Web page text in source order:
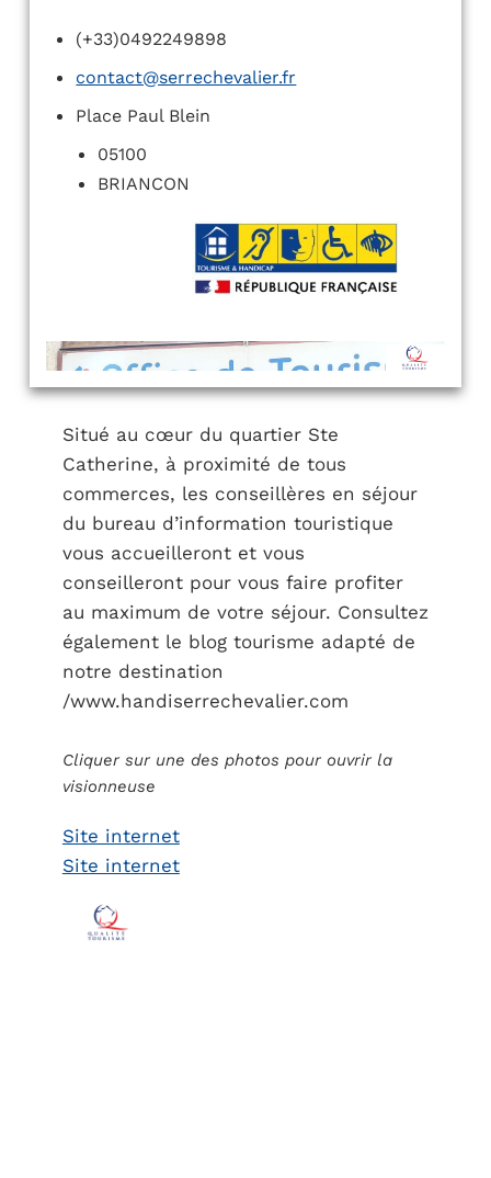
(+33)0492249898
contact@serrechevalier.fr
Place Paul Blein
05100
BRIANCON
Situé au cœur du quartier Ste
Catherine, à proximité de tous
commerces, les conseillères en séjour
du bureau d’information touristique
vous accueilleront et vous
conseilleront pour vous faire profiter
au maximum de votre séjour. Consultez
également le blog tourisme adapté de
notre destination
/www.handiserrechevalier.com
Cliquer sur une des photos pour ouvrir la
visionneuse
Site internet
Site internet